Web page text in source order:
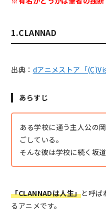
1.CLANNAD
出典： dアニメストア「
あらすじ
ある学校に通う主人公の
ごしている。
そんな彼は学校に続く坂
「CLANNADは人生」と呼ば
るアニメです。